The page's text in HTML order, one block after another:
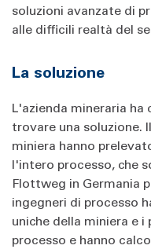
soluzioni avanzate di
alle difficili realtà del
La soluzione
L'azienda mineraria
trovare una soluzione.
miniera hanno
l'intero processo, che
Flottweg in Germania
ingegneri di processo
uniche della miniera e
processo e hanno